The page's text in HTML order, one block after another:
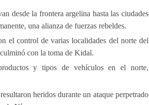
desde la frontera argelina hasta las ciudades
una alianza de fuerzas rebeldes.
el control de varias localidades del norte del
con la toma de Kidal.
y tipos de vehículos en el norte,
heridos durante un ataque perpetrado